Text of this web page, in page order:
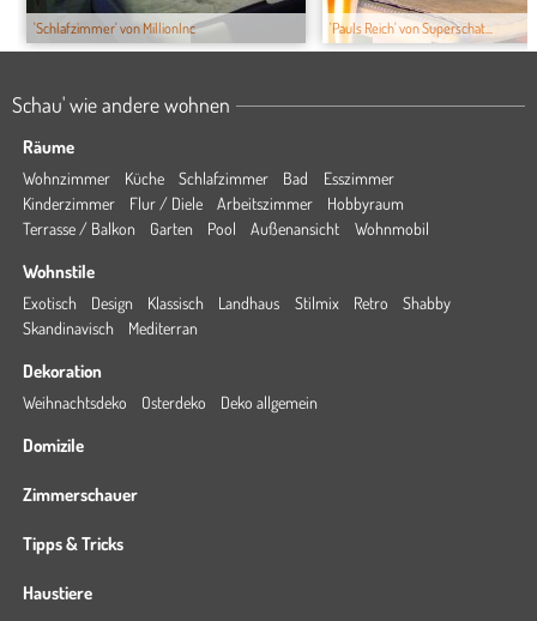
'Schlafzimmer' von MillionInc 'Pauls Reich' von Superschat...
Schau' wie andere wohnen
Räume
Wohnzimmer Küche Schlafzimmer Bad
Esszimmer
Kinderzimmer
Flur / Diele Arbeitszimmer
Hobbyraum
Terrasse / Balkon
Garten Pool Außenansicht Wohnmobil
Wohnstile
Exotisch Design Klassisch Landhaus Stilmix Retro
Shabby
Skandinavisch
Mediterran
Dekoration
Weihnachtsdeko Osterdeko Deko allgemein
Domizile
Zimmerschauer
Tipps & Tricks
Haustiere